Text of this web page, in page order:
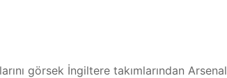
görsek İngiltere takımlarından Arsenal